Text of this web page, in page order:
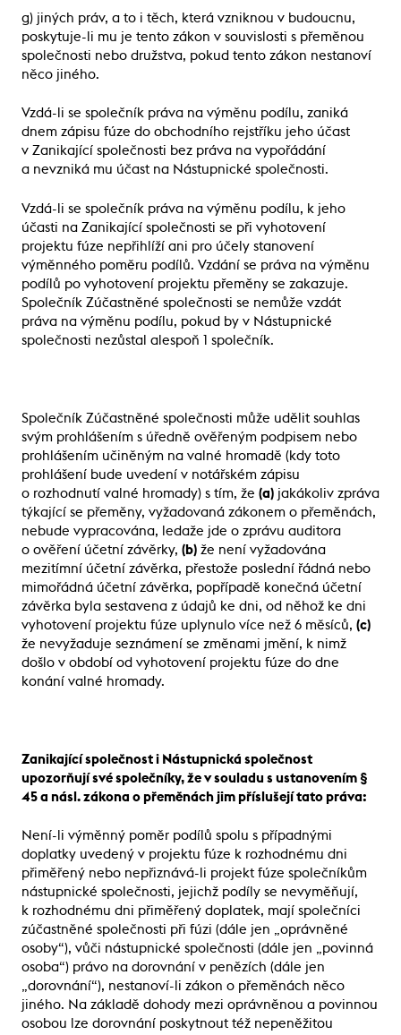
g) jiných práv, a to i těch, která vzniknou v budoucnu,
poskytuje-li mu je tento zákon v souvislosti s přeměnou
společnosti nebo družstva, pokud tento zákon nestanoví
něco jiného.
Vzdá-li se společník práva na výměnu podílu, zaniká
dnem zápisu fúze do obchodního rejstříku jeho účast
v Zanikající společnosti bez práva na vypořádání
a nevzniká mu účast na Nástupnické společnosti.
Vzdá-li se společník práva na výměnu podílu, k jeho
účasti na Zanikající společnosti se při vyhotovení
projektu fúze nepřihlíží ani pro účely stanovení
výměnného poměru podílů. Vzdání se práva na výměnu
podílů po vyhotovení projektu přeměny se zakazuje.
Společník Zúčastněné společnosti se nemůže vzdát
práva na výměnu podílu, pokud by v Nástupnické
společnosti nezůstal alespoň 1 společník.
Společník Zúčastněné společnosti může udělit souhlas
svým prohlášením s úředně ověřeným podpisem nebo
prohlášením učiněným na valné hromadě (kdy toto
prohlášení bude uvedení v notářském zápisu
o rozhodnutí valné hromady) s tím, že (a) jakákoliv zpráva
týkající se přeměny, vyžadovaná zákonem o přeměnách,
nebude vypracována, ledaže jde o zprávu auditora
o ověření účetní závěrky, (b) že není vyžadována
mezitímní účetní závěrka, přestože poslední řádná nebo
mimořádná účetní závěrka, popřípadě konečná účetní
závěrka byla sestavena z údajů ke dni, od něhož ke dni
vyhotovení projektu fúze uplynulo více než 6 měsíců, (c)
že nevyžaduje seznámení se změnami jmění, k nimž
došlo v období od vyhotovení projektu fúze do dne
konání valné hromady.
Zanikající společnost i Nástupnická společnost
upozorňují své společníky, že v souladu s ustanovením §
45 a násl. zákona o přeměnách jim příslušejí tato práva:
Není-li výměnný poměr podílů spolu s případnými
doplatky uvedený v projektu fúze k rozhodnému dni
přiměřený nebo nepřiznává-li projekt fúze společníkům
nástupnické společnosti, jejichž podíly se nevyměňují,
k rozhodnému dni přiměřený doplatek, mají společníci
zúčastněné společnosti při fúzi (dále jen „oprávněné
osoby“), vůči nástupnické společnosti (dále jen „povinná
osoba“) právo na dorovnání v penězích (dále jen
„dorovnání“), nestanoví-li zákon o přeměnách něco
jiného. Na základě dohody mezi oprávněnou a povinnou
osobou lze dorovnání poskytnout též nepeněžitou